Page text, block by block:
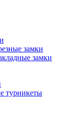
замки
замки
турникеты